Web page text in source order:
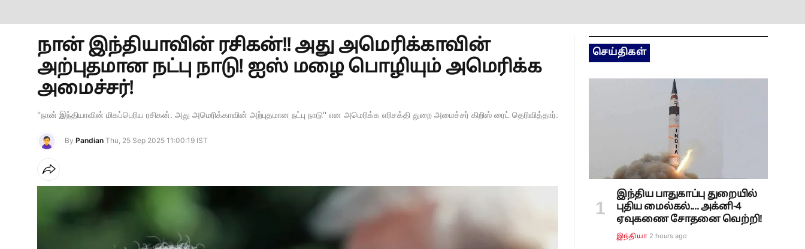
நான் இந்தியாவின் ரசிகன்!! அது அமெரிக்காவின்
அற்புதமான நட்பு நாடு! ஐஸ் மழை பொழியும் அமெரிக்க
அமைச்சர்!
''நான் இந்தியாவின் மிகப்பெரிய ரசிகன். அது அமெரிக்காவின் அற்புதமான நட்பு நாடு'' என அமெரிக்க எரிசக்தி துறை அமைச்சர் கிறிஸ் ரைட் தெரிவித்தார்.
By Pandian Thu, 25 Sep 2025 11:00:19 IST
செய்திகள்
இந்திய பாதுகாப்பு துறையில்
புதிய மைல்கல்.... அக்னி-4
ஏவுகணை சோதனை வெற்றி!
இந்தியா 2 hours ago